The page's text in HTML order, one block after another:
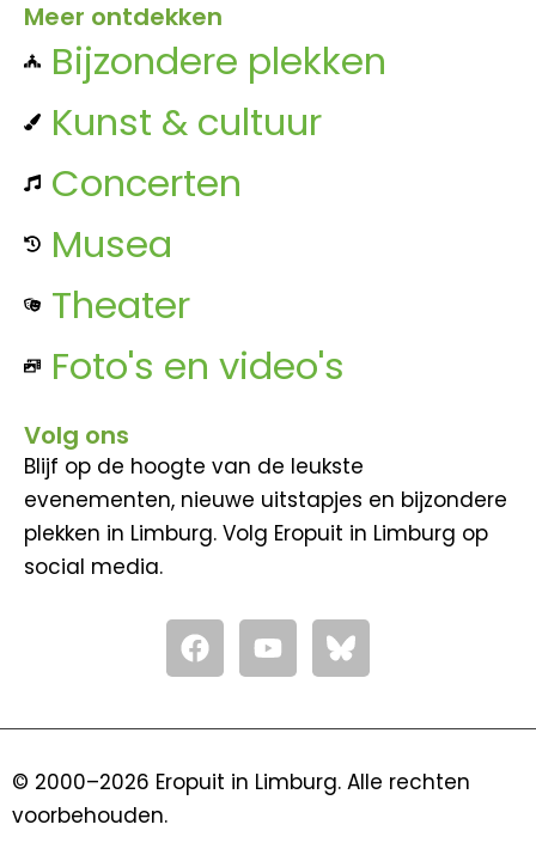
Meer ontdekken
Bijzondere plekken
Kunst & cultuur
Concerten
Musea
Theater
Foto's en video's
Volg ons
Blijf op de hoogte van de leukste
evenementen, nieuwe uitstapjes en bijzondere
plekken in Limburg. Volg Eropuit in Limburg op
social media.
F
a
c
o
Y
o
u
b
© 2000–2026 Eropuit in Limburg. Alle rechten
voorbehouden.